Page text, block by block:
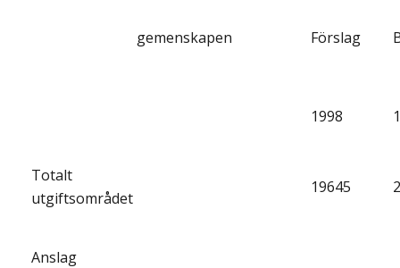
gemenskapen Förslag
1998
Totalt
utgiftsområdet
19645
Anslag